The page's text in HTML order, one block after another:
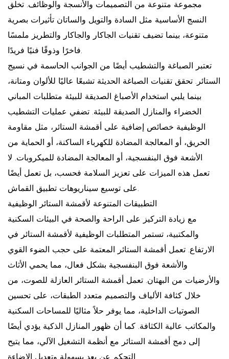
مجموعة متنوعة من التصميمات والأنسجة والوظائف. تخلق
النسج الأساسية مثل السادة والتويل والساتان تأثيرات بصرية
متنوعة، بينما تضيف تقنيات الجاكار والجاكار والتطريز ملمسًا
تعتبر الصباغة والتشطيب أيضًا من الجوانب الحاسمة في نسيج
الستائر. تحقق تقنيات الصباغة الحديثة تشبعًا عاليًا للألوان ومتانة،
بينما يلبي استخدام الأصباغ الصديقة للبيئة متطلبات المباني
الخضراء والمنازل الصديقة للبيئة. تضفي عمليات التشطيب
الوظيفية خصائص إضافية على أقمشة الستائر، مثل مقاومة
الحريق، أو المعالجة المضادة للكهرباء الساكنة، أو الحماية من
الأشعة فوق البنفسجية، أو المعالجة المضادة للميكروبات. لا
تعمل هذه الميزات على تعزيز السلامة فحسب، بل تعمل أيضًا
التطبيقات المتنوعة لأقمشة الستائر الوظيفية
مع زيادة التركيز على الراحة والصحة في البيئات السكنية
والمكتبية، تستمر المتطلبات الوظيفية لأقمشة الستائر في
الارتفاع. تعمل أقمشة الستائر المعتمة على حجب الضوء القوي
والأشعة فوق البنفسجية بشكل فعال، مما يحمي الأثاث
والأرضيات من البهتان. تعمل أقمشة الستائر العازلة للصوت، من
خلال كثافة الألياف والتصميم متعدد الطبقات، على تحسين
الصوتيات الداخلية، مما يوفر حلاً مثاليًا للمساحات السكنية
والمكاتب عالية الكثافة. كما أن ظهور المنازل الذكية يؤدي أيضًا
إلى دمج أقمشة الستائر مع أنظمة التشغيل الآلي، مما يتيح